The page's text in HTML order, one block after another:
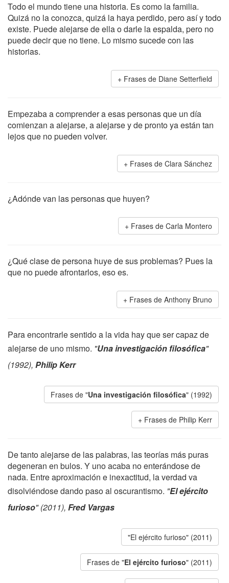
Todo el mundo tiene una historia. Es como la familia.
Quizá no la conozca, quizá la haya perdido, pero así y todo
existe. Puede alejarse de ella o darle la espalda, pero no
puede decir que no tiene. Lo mismo sucede con las
historias.
Frases de Diane Setterfield
Empezaba a comprender a esas personas que un día
comienzan a alejarse, a alejarse y de pronto ya están tan
lejos que no pueden volver.
Frases de Clara Sánchez
¿Adónde van las personas que huyen?
Frases de Carla Montero
¿Qué clase de persona huye de sus problemas? Pues la
que no puede afrontarlos, eso es.
Frases de Anthony Bruno
Para encontrarle sentido a la vida hay que ser capaz de
alejarse de uno mismo. "Una investigación filosófica"
(1992), Philip Kerr
Frases de "Una investigación filosófica" (1992)
Frases de Philip Kerr
De tanto alejarse de las palabras, las teorías más puras
degeneran en bulos. Y uno acaba no enterándose de
nada. Entre aproximación e inexactitud, la verdad va
disolviéndose dando paso al oscurantismo. "El ejército
furioso" (2011), Fred Vargas
"El ejército furioso" (2011)
Frases de "El ejército furioso" (2011)